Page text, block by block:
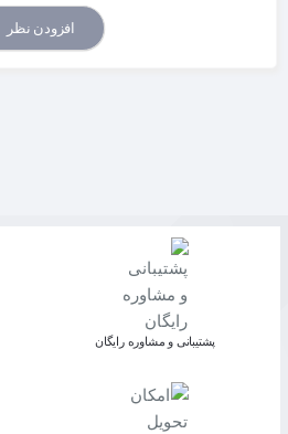
افزودن نظر
پشتیبانی و مشاوره رایگان